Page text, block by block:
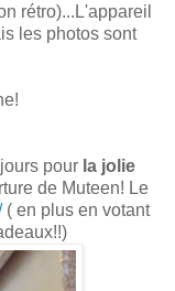
rétro)...L'appareil
les photos sont
pour la jolie
de Muteen! Le
( en plus en votant